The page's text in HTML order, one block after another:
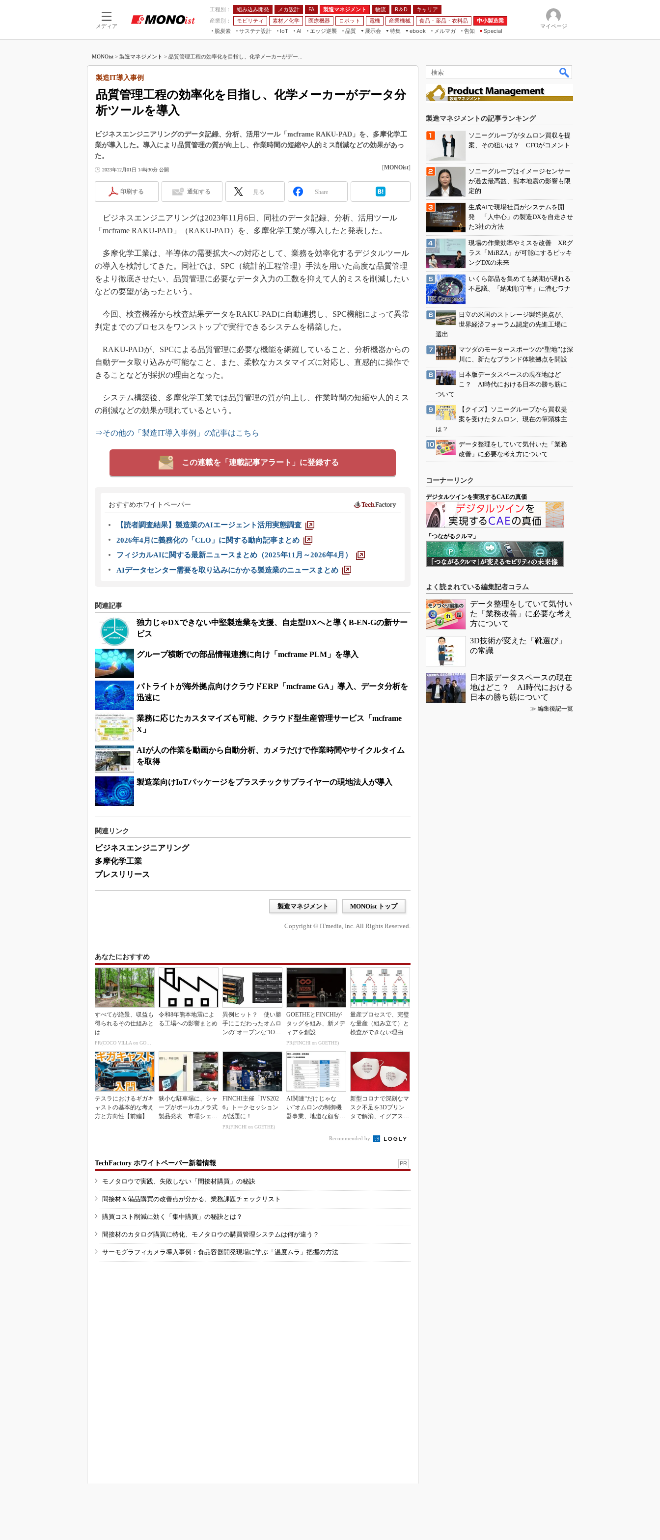
メディア
工程別： 組み込み開発 メカ設計 FA 製造マネジメント 物流 R＆D
キャリア
産業別：
モビリティ 素材／化学 医療機器 ロボット 電機 産業機械 食品・薬品・衣料品
中小製造業
脱炭素
サステナ設計
IoT
つながる工場
AI
AI×設備保全
エッジ逆襲 品質
展示会
JIMTOF
IIFES
TECHNO-FRONTIER
EdgeTech+
日本ものづくりワールド
AUTOMOTIVE WORLD
産業オープンネット展
特集
つながるクルマ
VR／AR
組み込み画像技術
組み込みモデリング
ISO26262
3Dプリンタ
S＆OP
インダストリー4.0
イノベーション
メイドインジャパン
植物工場
知財マネジメント
海外生産
ebook
メルマガ
告知 Special
マイページ
MONOist > 製造マネジメント > 品質管理工程の効率化を目指し、化学メーカーがデー...
品質管理工程の効率化を目指し、化学メーカーがデータ分
析ツールを導入
製造IT導入事例
ビジネスエンジニアリングのデータ記録、分析、活用ツール「mcframe RAKU-PAD」を、多摩化学工
業が導入した。導入により品質管理の質が向上し、作業時間の短縮や人的ミス削減などの効果があっ
た。
2023年12月01日 14時30分 公開 [MONOist]
印刷する 通知する 見る Share
ビジネスエンジニアリングは2023年11月6日、同社のデータ記録、分析、活用ツール
「mcframe RAKU-PAD」（RAKU-PAD）を、多摩化学工業が導入したと発表した。
多摩化学工業は、半導体の需要拡大への対応として、業務を効率化するデジタルツール
の導入を検討してきた。同社では、SPC（統計的工程管理）手法を用いた高度な品質管理
をより徹底させたい、品質管理に必要なデータ入力の工数を抑えて人的ミスを削減したい
などの要望があったという。
今回、検査機器から検査結果データをRAKU-PADに自動連携し、SPC機能によって異常
判定までのプロセスをワンストップで実行できるシステムを構築した。
RAKU-PADが、SPCによる品質管理に必要な機能を網羅していること、分析機器からの
自動データ取り込みが可能なこと、また、柔軟なカスタマイズに対応し、直感的に操作で
きることなどが採択の理由となった。
システム構築後、多摩化学工業では品質管理の質が向上し、作業時間の短縮や人的ミス
の削減などの効果が現れているという。
⇒その他の「製造IT導入事例」の記事はこちら
この連載を「連載記事アラート」に登録する
おすすめホワイトペーパー
【読者調査結果】製造業のAIエージェント活用実態調査
2026年4月に義務化の「CLO」に関する動向記事まとめ
フィジカルAIに関する最新ニュースまとめ（2025年11月～2026年4月）
AIデータセンター需要を取り込みにかかる製造業のニュースまとめ
関連記事
独力じゃDXできない中堅製造業を支援、自走型DXへと導くB-EN-Gの新サー
ビス
グループ横断での部品情報連携に向け「mcframe PLM」を導入
パトライトが海外拠点向けクラウドERP「mcframe GA」導入、データ分析を
迅速に
業務に応じたカスタマイズも可能、クラウド型生産管理サービス「mcframe
X」
AIが人の作業を動画から自動分析、カメラだけで作業時間やサイクルタイム
を取得
製造業向けIoTパッケージをプラスチックサプライヤーの現地法人が導入
関連リンク
ビジネスエンジニアリング
多摩化学工業
プレスリリース
製造マネジメント MONOist トップ
Copyright © ITmedia, Inc. All Rights Reserved.
あなたにおすすめ
すべてが絶景、収益も
得られるその仕組みと
は
PR(COCO VILLA on GOETHE)
令和8年熊本地震によ
る工場への影響まとめ
異例ヒット？ 使い勝
手にこだわったオムロ
ンの“オープンな”IO-L
GOETHEとFINCHIが
タッグを組み、新メデ
ィアを創設
PR(FINCHI on GOETHE)
量産プロセスで、完璧
な量産（組み立て）と
検査ができない理由
テスラにおけるギガキ
ャストの基本的な考え
方と方向性【前編】
狭小な駐車場に、シャ
ープがポールカメラ式
製品発表 市場シェア
FINCHI主催「IVS202
6」トークセッション
が話題に！
PR(FINCHI on GOETHE)
AI関連“だけじゃな
い”オムロンの制御機
器事業、地道な顧客基
新型コロナで深刻なマ
スク不足を3Dプリン
タで解消、イグアスが
Recommended by
TechFactory ホワイトペーパー新着情報 PR
モノタロウで実践、失敗しない「間接材購買」の秘訣
間接材＆備品購買の改善点が分かる、業務課題チェックリスト
購買コスト削減に効く「集中購買」の秘訣とは？
間接材のカタログ購買に特化、モノタロウの購買管理システムは何が違う？
サーモグラフィカメラ導入事例：食品容器開発現場に学ぶ「温度ムラ」把握の方法
製造マネジメントの記事ランキング
ソニーグループがタムロン買収を提
案、その狙いは？ CFOがコメント
ソニーグループはイメージセンサー
が過去最高益、熊本地震の影響も限
定的
生成AIで現場社員がシステムを開
発 「人中心」の製造DXを自走させ
た3社の方法
現場の作業効率やミスを改善 XRグ
ラス「MiRZA」が可能にするピッキ
ングDXの未来
いくら部品を集めても納期が遅れる
不思議、「納期順守率」に潜むワナ
日立の米国のストレージ製造拠点が、
世界経済フォーラム認定の先進工場に
選出
マツダのモータースポーツの“聖地”は深
川に、新たなブランド体験拠点を開設
日本版データスペースの現在地はど
こ？ AI時代における日本の勝ち筋に
ついて
【クイズ】ソニーグループから買収提
案を受けたタムロン、現在の筆頭株主
は？
データ整理をしていて気付いた「業務
改善」に必要な考え方について
コーナーリンク
デジタルツインを実現するCAEの真価
「つながるクルマ」
よく読まれている編集記者コラム
データ整理をしていて気付い
た「業務改善」に必要な考え
方について
3D技術が変えた「靴選び」
の常識
日本版データスペースの現在
地はどこ？ AI時代における
日本の勝ち筋について
≫ 編集後記一覧